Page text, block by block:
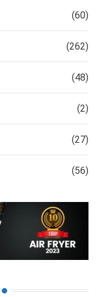
(60)
(262)
(48)
(2)
(27)
(56)